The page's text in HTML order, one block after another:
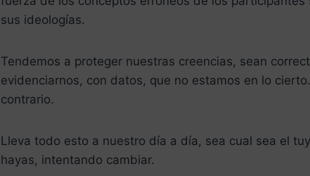
sus ideologías.
Tendemos a proteger nuestras creencias, sean
evidenciarnos, con datos, que no estamos en lo
contrario.
Lleva todo esto a nuestro día a día, sea cual sea el
hayas, intentando cambiar.